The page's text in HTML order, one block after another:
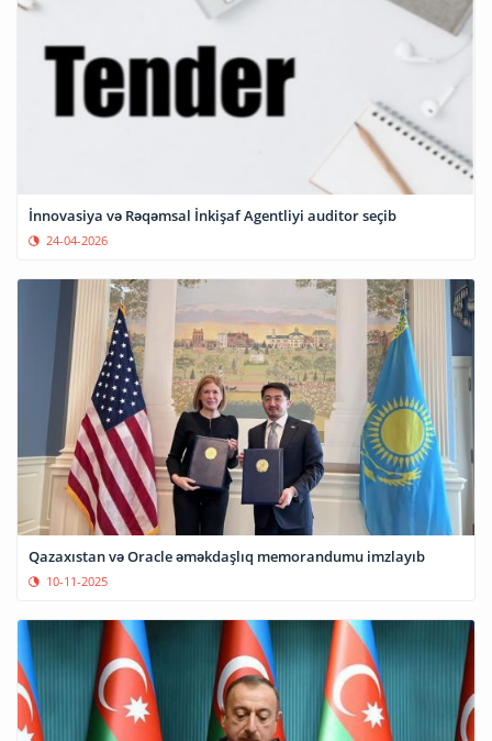
İnnovasiya və Rəqəmsal İnkişaf Agentliyi auditor seçib
24-04-2026
Qazaxıstan və Oracle əməkdaşlıq memorandumu imzlayıb
10-11-2025